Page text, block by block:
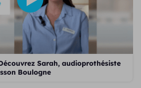
Sarah, audioprothésiste
Boulogne